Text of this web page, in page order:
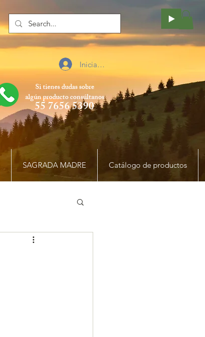
Si tienes dudas sobre
algún productoconsúltanos
55 7656 5390
SAGRADA MADRE Catálogo de productos
Iniciar sesión